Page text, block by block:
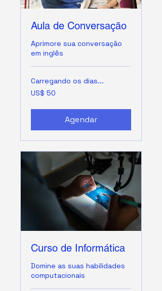
Aula de Conversação
Aprimore sua conversação
em inglês
Carregando os dias...
50
Dólares
US$ 50
Agendar
Curso de Informática
Domine as suas habilidades
computacionais